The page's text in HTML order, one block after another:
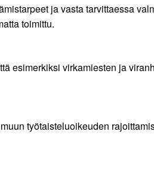
ja vasta tarvittaessa
toimittu.
esimerkiksi virkamiesten ja
työtaisteluoikeuden